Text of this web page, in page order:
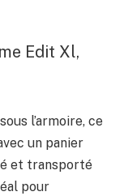
Edit Xl,
l’armoire, ce
un panier
et transporté
pour